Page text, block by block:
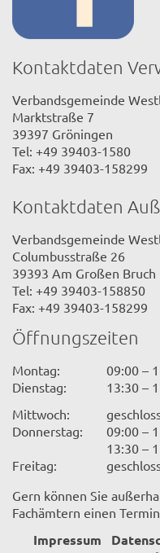
Kontaktdaten
Verbandsgemeinde
Marktstraße 7
39397 Gröningen
Tel: +49 39403-1580
Fax: +49 39403-158299
Kontaktdaten
Verbandsgemeinde
Columbusstraße 26
39393 Am Großen Bruch
Tel: +49 39403-158850
Fax: +49 39403-158299
Öffnungszeiten
Montag:
09:00 –
Dienstag:
13:30 –
Mittwoch:
Donnerstag:
09:00 –
13:30 –
Freitag:
Gern können Sie
Fachämtern einen
Impressum